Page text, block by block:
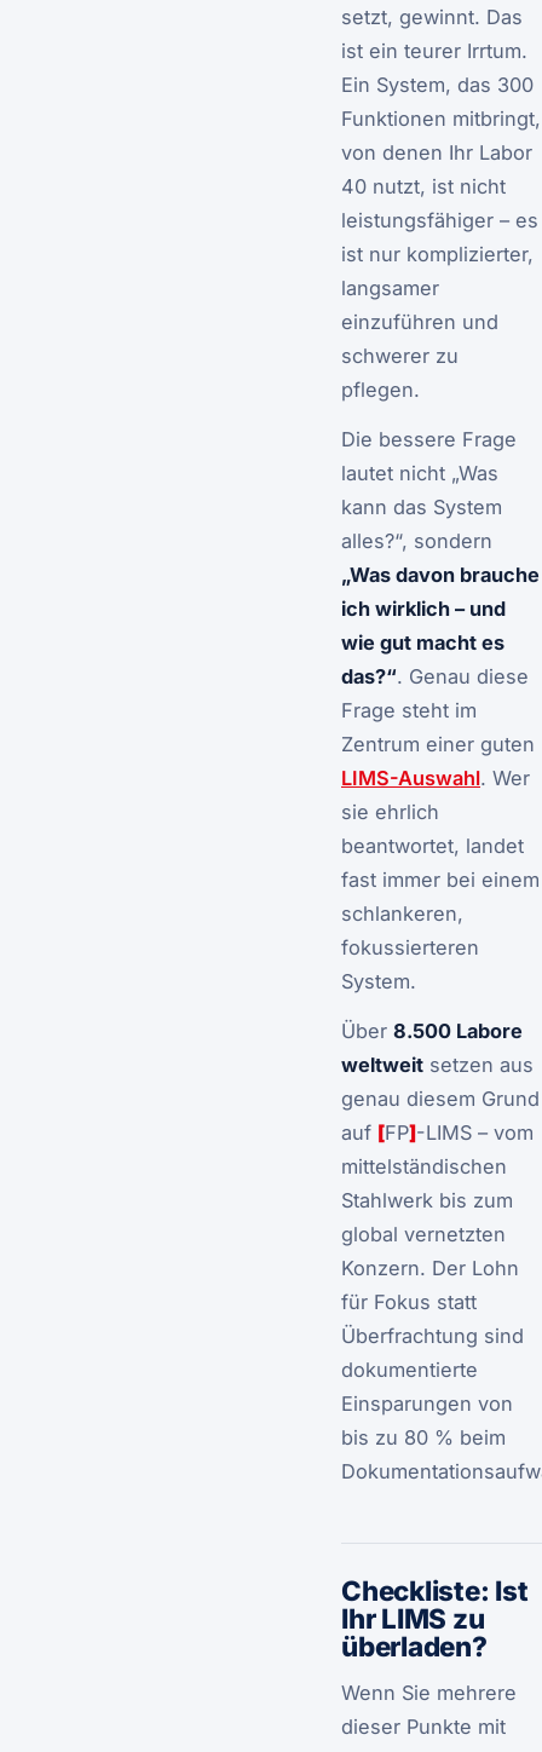
setzt, gewinnt. Das
ist ein teurer Irrtum.
Ein System, das 300
Funktionen mitbringt,
von denen Ihr Labor
40 nutzt, ist nicht
leistungsfähiger – es
ist nur komplizierter,
langsamer
einzuführen und
schwerer zu
pflegen.
Die bessere Frage
lautet nicht „Was
kann das System
alles?“, sondern
„Was davon brauche
ich wirklich – und
wie gut macht es
das?“. Genau diese
Frage steht im
Zentrum einer guten
LIMS-Auswahl. Wer
sie ehrlich
beantwortet, landet
fast immer bei einem
schlankeren,
fokussierteren
System.
Über 8.500 Labore
weltweit setzen aus
genau diesem Grund
auf [FP]-LIMS – vom
mittelständischen
Stahlwerk bis zum
global vernetzten
Konzern. Der Lohn
für Fokus statt
Überfrachtung sind
dokumentierte
Einsparungen von
bis zu 80 % beim
Checkliste: Ist
Ihr LIMS zu
überladen?
Wenn Sie mehrere
dieser Punkte mit